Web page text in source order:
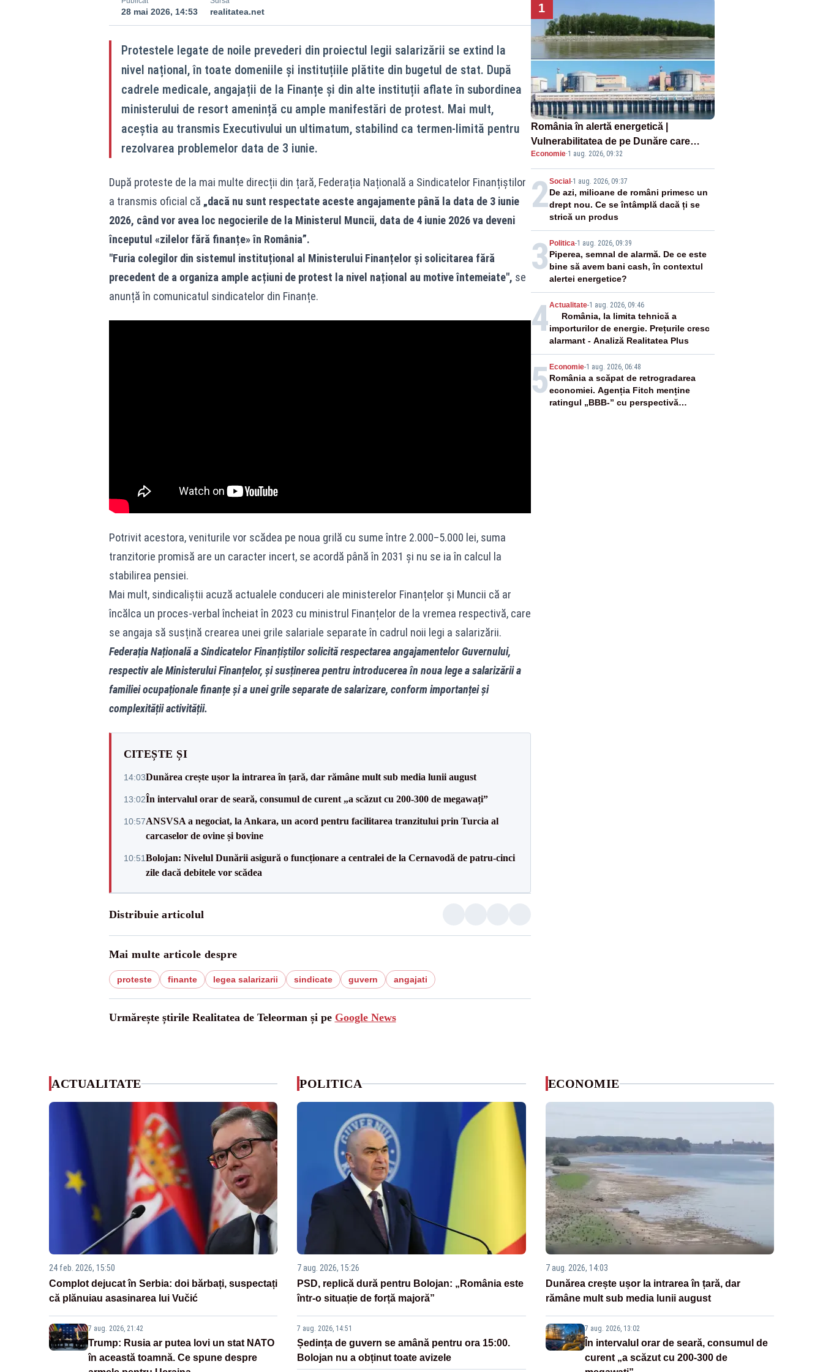
28 mai 2026, 14:53 realitatea.net
Protestele legate de noile prevederi din proiectul legii salarizării se extind la
nivel național, în toate domeniile și instituțiile plătite din bugetul de stat. După
cadrele medicale, angajații de la Finanțe și din alte instituții aflate în subordinea
ministerului de resort amenință cu ample manifestări de protest. Mai mult,
aceștia au transmis Executivului un ultimatum, stabilind ca termen-limită pentru
rezolvarea problemelor data de 3 iunie.
După proteste de la mai multe direcții din țară, Federația Națională a Sindicatelor Finanțiștilor
a transmis oficial că „dacă nu sunt respectate aceste angajamente până la data de 3 iunie
2026, când vor avea loc negocierile de la Ministerul Muncii, data de 4 iunie 2026 va deveni
începutul «zilelor fără finanțe» în România”.
"Furia colegilor din sistemul instituțional al Ministerului Finanțelor și solicitarea fără
precedent de a organiza ample acțiuni de protest la nivel național au motive întemeiate", se
anunță în comunicatul sindicatelor din Finanțe.
Potrivit acestora, veniturile vor scădea pe noua grilă cu sume între 2.000–5.000 lei, suma
tranzitorie promisă are un caracter incert, se acordă până în 2031 și nu se ia în calcul la
stabilirea pensiei.
Mai mult, sindicaliștii acuză actualele conduceri ale ministerelor Finanțelor și Muncii că ar
încălca un proces-verbal încheiat în 2023 cu ministrul Finanțelor de la vremea respectivă, care
se angaja să susțină crearea unei grile salariale separate în cadrul noii legi a salarizării.
Federația Națională a Sindicatelor Finanțiștilor solicită respectarea angajamentelor Guvernului,
respectiv ale Ministerului Finanțelor, și susținerea pentru introducerea în noua lege a salarizării a
familiei ocupaționale finanțe și a unei grile separate de salarizare, conform importanței și
complexității activității.
CITEȘTE ȘI
14:03Dunărea crește ușor la intrarea în țară, dar rămâne mult sub media lunii august
13:02În intervalul orar de seară, consumul de curent „a scăzut cu 200-300 de megawați”
10:57ANSVSA a negociat, la Ankara, un acord pentru facilitarea tranzitului prin Turcia al
carcaselor de ovine și bovine
10:51Bolojan: Nivelul Dunării asigură o funcționare a centralei de la Cernavodă de patru-cinci
zile dacă debitele vor scădea
Distribuie articolul
Mai multe articole despre
proteste finante legea salarizarii sindicate guvern angajati
Urmărește știrile Realitatea de Teleorman și pe Google News
1
România în alertă energetică |
Vulnerabilitatea de pe Dunăre care
pune în pericol Centrala Cernavodă era
cunoscută de pe vremea lui Ceaușescu
Economie·1 aug. 2026, 09:32
2Social -1 aug. 2026, 09:37
De azi, milioane de români primesc un
drept nou. Ce se întâmplă dacă ți se
strică un produs
3 Politica-1 aug. 2026, 09:39
Piperea, semnal de alarmă. De ce este
bine să avem bani cash, în contextul
alertei energetice?
4Actualitate-1 aug. 2026, 09:46
România, la limita tehnică a
importurilor de energie. Prețurile cresc
alarmant - Analiză Realitatea Plus
5 Economie-1 aug. 2026, 06:48
România a scăpat de retrogradarea
economiei. Agenția Fitch menține
ratingul „BBB-” cu perspectivă
ACTUALITATE
24 feb. 2026, 15:50
Complot dejucat în Serbia: doi bărbați, suspectați
că plănuiau asasinarea lui Vučić
7 aug. 2026, 21:42
Trump: Rusia ar putea lovi un stat NATO
în această toamnă. Ce spune despre
POLITICA
7 aug. 2026, 15:26
PSD, replică dură pentru Bolojan: „România este
într-o situație de forță majoră”
7 aug. 2026, 14:51
Ședința de guvern se amână pentru ora 15:00.
Bolojan nu a obținut toate avizele
ECONOMIE
7 aug. 2026, 14:03
Dunărea crește ușor la intrarea în țară, dar
rămâne mult sub media lunii august
7 aug. 2026, 13:02
În intervalul orar de seară, consumul de
curent „a scăzut cu 200-300 de